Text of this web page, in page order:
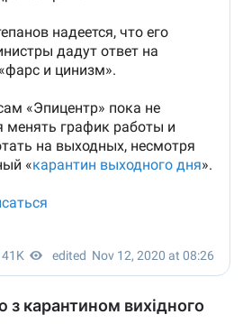
з карантином вихідного